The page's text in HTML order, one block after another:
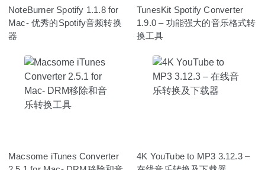
NoteBurner Spotify 1.1.8 for
Mac- 优秀的Spotify音频转换
器
TunesKit Spotify Converter
1.9.0 – 功能强大的音乐格式转
换工具
Macsome iTunes Converter
4K YouTube to MP3 3.12.3 –